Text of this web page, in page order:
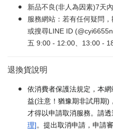
新品不良(非人為因素)7天內
服務網站：若有任何疑問，
或搜尋LINE ID
五 9:00 - 12:00、13:00 -
退換貨說明
依消費者保護法規定，本
益(注意！猶豫期非試用期)
才得以申請取消服務。請
理]。提出取消申請，申請